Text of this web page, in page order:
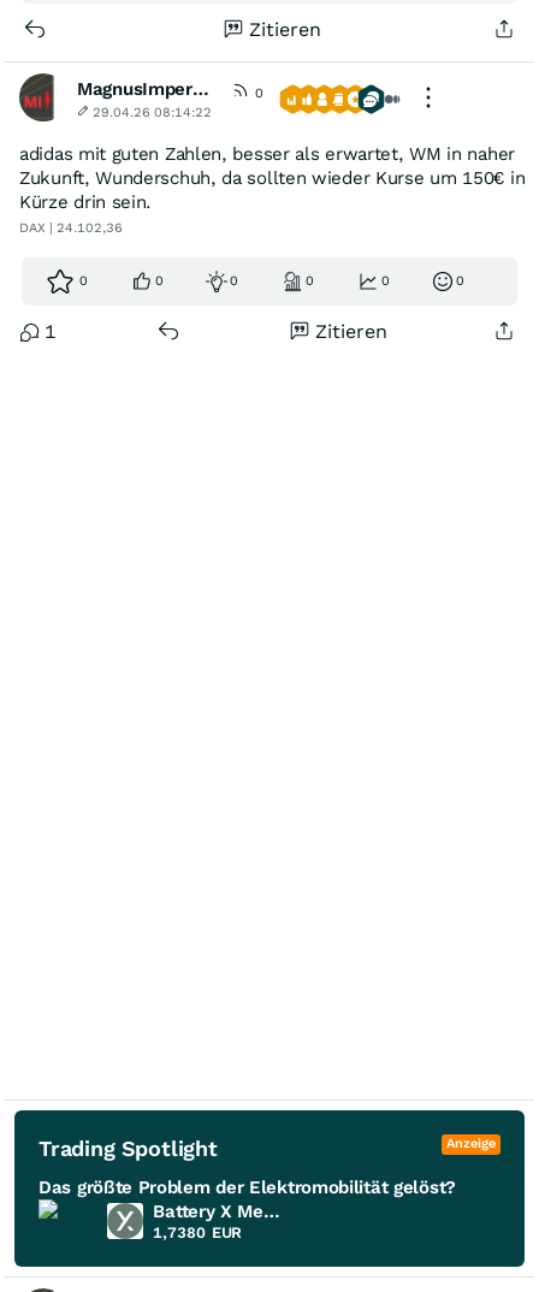
Zitieren
MagnusImperata
0
29.04.26 08:14:22
adidas mit guten Zahlen, besser als erwartet, WM in naher
Zukunft, Wunderschuh, da sollten wieder Kurse um 150€ in
Kürze drin sein.
DAX | 24.102,36
0 0 0 0 0 0
1 Zitieren
Trading Spotlight Anzeige
Das größte Problem der Elektromobilität gelöst?
Battery X Metals
1,7380 EUR